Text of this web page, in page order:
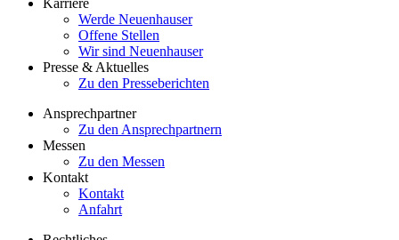
Karriere
Werde Neuenhauser
Offene Stellen
Wir sind Neuenhauser
Presse & Aktuelles
Zu den Presseberichten
Ansprechpartner
Zu den Ansprechpartnern
Messen
Zu den Messen
Kontakt
Kontakt
Anfahrt